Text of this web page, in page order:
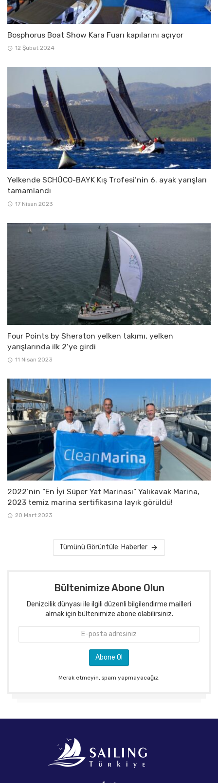
Bosphorus Boat Show Kara Fuarı kapılarını açıyor
12 Şubat 2024
Yelkende SCHÜCO-BAYK Kış Trofesi’nin 6. ayak yarışları
tamamlandı
17 Nisan 2023
Four Points by Sheraton yelken takımı, yelken
yarışlarında ilk 2’ye girdi
11 Nisan 2023
2022’nin “En İyi Süper Yat Marinası” Yalıkavak Marina,
2023 temiz marina sertifikasına layık görüldü!
20 Mart 2023
Tümünü Görüntüle: Haberler
Bültenimize Abone Olun
Denizcilik dünyası ile ilgili düzenli bilgilendirme mailleri
almak için bültenimize abone olabilirsiniz.
Merak etmeyin, spam yapmayacağız.